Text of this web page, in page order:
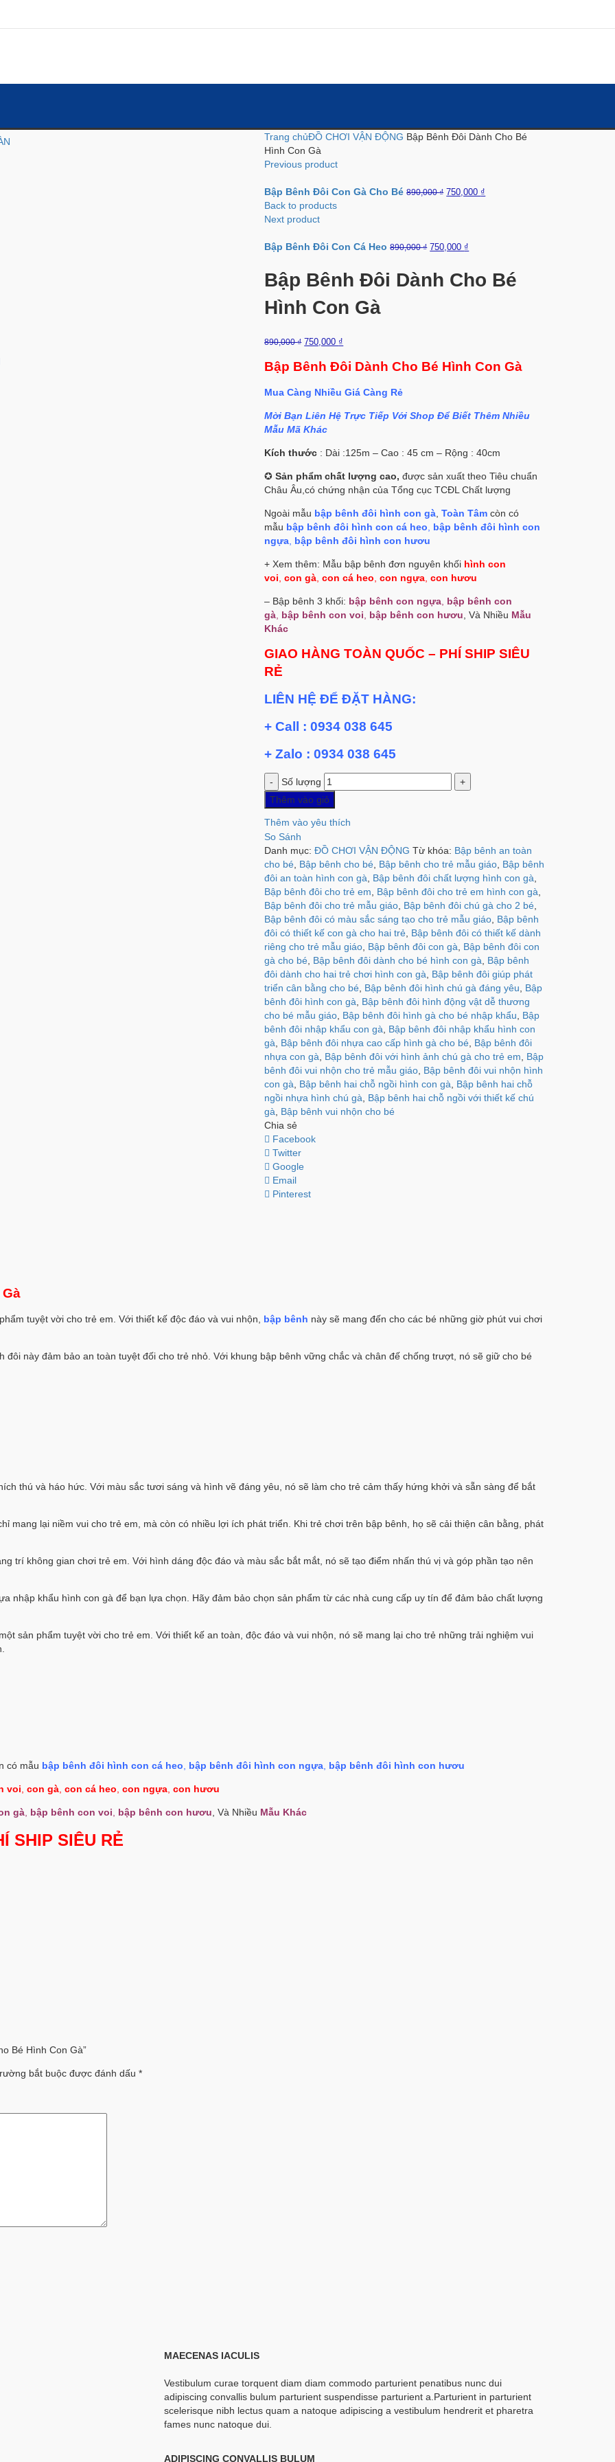
Trang chủĐỒ CHƠI VẬN ĐỘNG Bập Bênh Đôi Dành Cho Bé
Hình Con Gà
Previous product
Bập Bênh Đôi Con Gà Cho Bé890,000₫ 750,000 ₫
Back to products
Next product
Bập Bênh Đôi Con Cá Heo890,000₫ 750,000 ₫
Bập Bênh Đôi Dành Cho Bé
Hình Con Gà
890,000₫ 750,000 ₫
Bập Bênh Đôi Dành Cho Bé Hình Con Gà
Mua Càng Nhiều Giá Càng Rẻ
Mời Bạn Liên Hệ Trực Tiếp Với Shop Để Biết Thêm Nhiều
Mẫu Mã Khác
Kích thước : Dài :125m – Cao : 45 cm – Rộng : 40cm
✪Sản phẩm chất lượng cao, được sản xuất theo Tiêu chuẩn
Châu Âu,có chứng nhận của Tổng cục TCĐL Chất lượng
Ngoài mẫu bập bênh đôi hình con gà ,Toàn Tâm còn có
mẫu bập bênh đôi hình con cá heo
bập bênh đôi hình con
ngựa bập bênh đôi hình con hươu
+ Xem thêm: Mẫu bập bênh đơn nguyên khối hình con
voi ,con gà ,con cá heo ,con ngựa ,con hươu
– Bập bênh 3 khối: bập bênh con ngựa bập bênh con
gà bập bênh con voi bập bênh con hươu , Và Nhiều Mẫu
Khác
GIAO HÀNG TOÀN QUỐC – PHÍ SHIP SIÊU
RẺ
LIÊN HỆ ĐỂ ĐẶT HÀNG:
+ Call : 0934 038 645
+ Zalo : 0934 038 645
Số lượng
Thêm vào giỏ
Thêm vào yêu thích
So Sánh
Danh mục:ĐỒ CHƠI VẬN ĐỘNG Từ khóa: Bập bênh an toàn
cho bé Bập bênh cho bé Bập bênh cho trẻ mẫu giáo Bập bênh
đôi an toàn hình con gà
Bập bênh đôi chất lượng hình con gà
Bập bênh đôi cho trẻ em
Bập bênh đôi cho trẻ em hình con gà
Bập bênh đôi cho trẻ mẫu giáo Bập bênh đôi chú gà cho 2 bé
Bập bênh đôi có màu sắc sáng tạo cho trẻ mẫu giáo Bập bênh
đôi có thiết kế con gà cho hai trẻ Bập bênh đôi có thiết kế dành
riêng cho trẻ mẫu giáo Bập bênh đôi con gà
Bập bênh đôi con
gà cho bé Bập bênh đôi dành cho bé hình con gà
Bập bênh
đôi dành cho hai trẻ chơi hình con gà
Bập bênh đôi giúp phát
triển cân bằng cho bé Bập bênh đôi hình chú gà đáng yêu
Bập
bênh đôi hình con gà
Bập bênh đôi hình động vật dễ thương
cho bé mẫu giáo Bập bênh đôi hình gà cho bé nhập khẩu
Bập
bênh đôi nhập khẩu con gà
Bập bênh đôi nhập khẩu hình con
gà
Bập bênh đôi nhựa cao cấp hình gà cho bé Bập bênh đôi
nhựa con gà
Bập bênh đôi với hình ảnh chú gà cho trẻ em
Bập
bênh đôi vui nhộn cho trẻ mẫu giáo Bập bênh đôi vui nhộn hình
con gà
Bập bênh hai chỗ ngồi hình con gà
Bập bênh hai chỗ
ngồi nhựa hình chú gà
Bập bênh hai chỗ ngồi với thiết kế chú
gà
Bập bênh vui nhộn cho bé
Chia sẻ
Facebook
Twitter
Google
Email
Pinterest
tuyệt vời cho trẻ em. Với thiết kế độc đáo và vui nhộn, bập bênh này sẽ mang đến cho các bé những giờ phút vui chơi
này đảm bảo an toàn tuyệt đối cho trẻ nhỏ. Với khung bập bênh vững chắc và chân đế chống trượt, nó sẽ giữ cho bé
thú và háo hức. Với màu sắc tươi sáng và hình vẽ đáng yêu, nó sẽ làm cho trẻ cảm thấy hứng khởi và sẵn sàng để bắt
mang lại niềm vui cho trẻ em, mà còn có nhiều lợi ích phát triển. Khi trẻ chơi trên bập bênh, họ sẽ cải thiện cân bằng, phát
trí không gian chơi trẻ em. Với hình dáng độc đáo và màu sắc bắt mắt, nó sẽ tạo điểm nhấn thú vị và góp phần tạo nên
nhập khẩu hình con gà để bạn lựa chọn. Hãy đảm bảo chọn sản phẩm từ các nhà cung cấp uy tín để đảm bảo chất lượng
sản phẩm tuyệt vời cho trẻ em. Với thiết kế an toàn, độc đáo và vui nhộn, nó sẽ mang lại cho trẻ những trải nghiệm vui
có mẫu bập bênh đôi hình con cá heo bập bênh đôi hình con ngựa bập bênh đôi hình con hươu
voi con gà con cá heo con ngựa con hươu
gà bập bênh con voi bập bênh con hươu , Và Nhiều Mẫu Khác
SHIP SIÊU RẺ
Bé Hình Con Gà”
bắt buộc được đánh dấu *
MAECENAS IACULIS
Vestibulum curae torquent diam diam commodo parturient penatibus nunc dui
adipiscing convallis bulum parturient suspendisse parturient a.Parturient in parturient
scelerisque nibh lectus quam a natoque adipiscing a vestibulum hendrerit et pharetra
fames nunc natoque dui.
ADIPISCING CONVALLIS BULUM